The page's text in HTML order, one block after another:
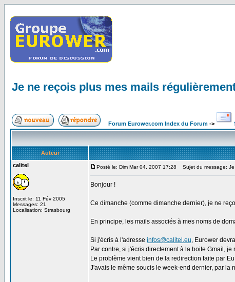
Je ne reçois plus mes mails
Forum Eurower.com Index du Forum ->
Auteur
calitel
Inscrit le: 11 Fév 2005
Messages: 21
Localisation: Strasbourg
Posté le: Dim Mar 04, 2007 17:28 Sujet du message: Je
Bonjour !
Ce dimanche (comme dimanche dernier), je ne
En principe, les mails associés à mes noms de
Si j'écris à l'adresse infos@calitel.eu, Eurower
Par contre, si j'écris directement à la boite Gmail, je
Le problème vient bien de la redirection faite par
J'avais le même soucis le week-end dernier, par la